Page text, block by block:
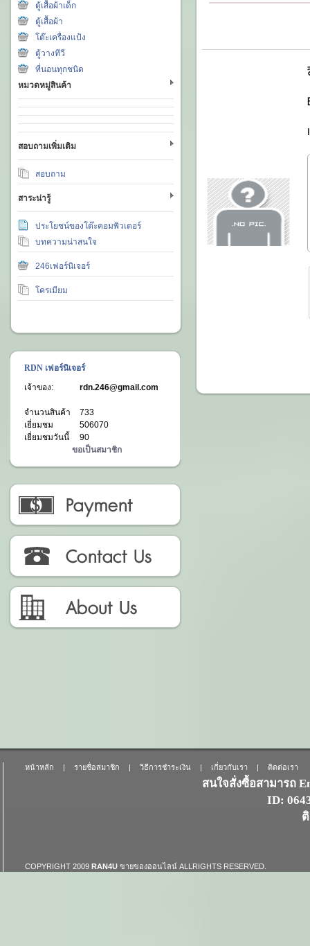
ตู้เสื้อผ้าเด็ก
ตู้เสื้อผ้า
โต๊ะเครื่องแป้ง
ตู้วางทีวี
ที่นอนทุกชนิด
หมวดหมู่สินค้า
สอบถามเพิ่มเติม
สอบถาม
สาระน่ารู้
ประโยชน์ของโต๊ะคอมพิวเตอร์
บทความน่าสนใจ
246เฟอร์นิเจอร์
โครเมียม
RDN เฟอร์นิเจอร์
เจ้าของ:
rdn.246@gmail.com
จำนวนสินค้า
733
เยี่ยมชม
506070
เยี่ยมชมวันนี้
90
ขอเป็นสมาชิก
หน้าหลัก | รายชื่อสมาชิก | วิธีการชำระเงิน | เกี่ยวกับเรา | ติดต่อเรา
สนใจสั่งซื้อสามารถ
ID:
COPYRIGHT 2009 RAN4U ขายของออนไลน์ ALLRIGHTS RESERVED.